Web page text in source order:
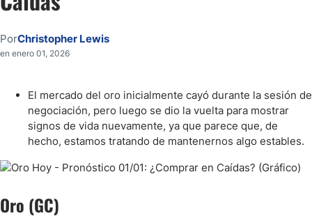
PorChristopher Lewis
en enero 01, 2026
El mercado del oro inicialmente cayó durante la sesión de
negociación, pero luego se dio la vuelta para mostrar
signos de vida nuevamente, ya que parece que, de
hecho, estamos tratando de mantenernos algo estables.
Oro (GC)